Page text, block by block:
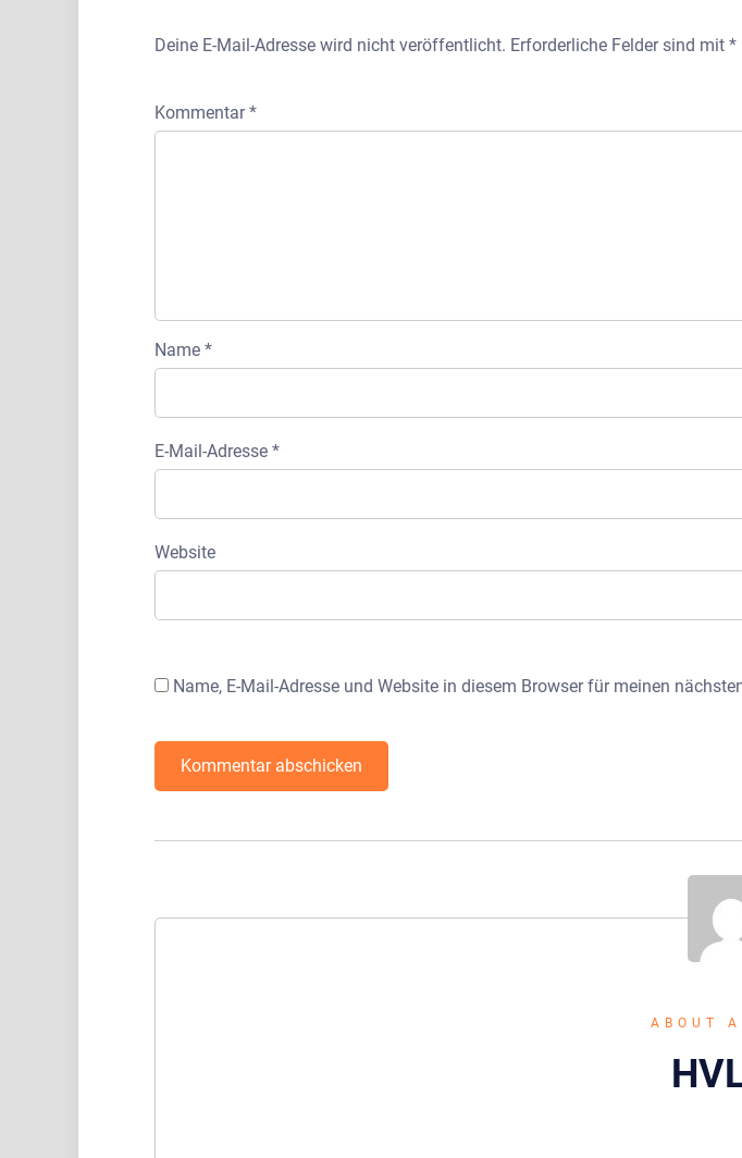
Deine E-Mail-Adresse wird nicht veröffentlicht. Erforderliche Felder sind mit *
Kommentar*
Name *
E-Mail-Adresse *
Website
Name, E-Mail-Adresse und Website in diesem Browser für meinen
ABOUT